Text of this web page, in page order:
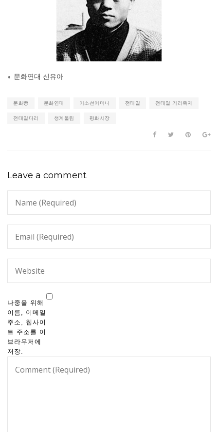
문화연대 신유아
문화빵 문화연대 이소선어머니 전태일 전태일 거리축제
전태일다리 청계울림 평화시장
Leave a comment
나중을 위해
이름, 이메일
주소, 웹사이
트 주소를 이
브라우저에
저장.